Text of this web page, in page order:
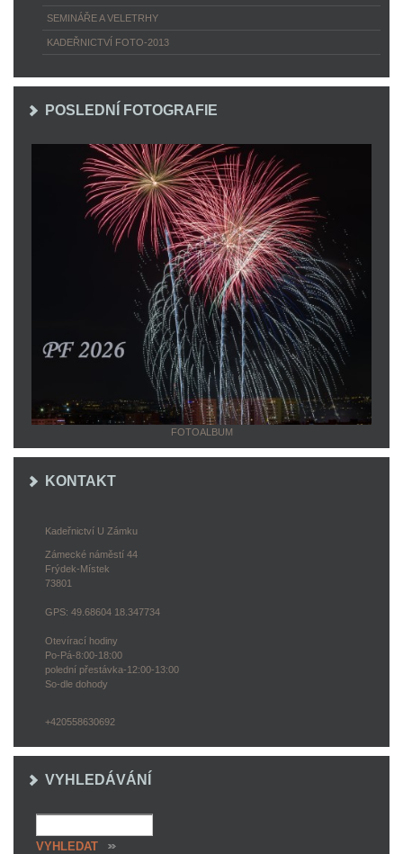
SEMINÁŘE A VELETRHY
KADEŘNICTVÍ FOTO-2013
POSLEDNÍ FOTOGRAFIE
FOTOALBUM
KONTAKT
Kadeřnictví U Zámku
Zámecké náměstí 44
Frýdek-Místek
73801
GPS: 49.68604 18.347734
Otevírací hodiny
Po-Pá-8:00-18:00
polední přestávka-12:00-13:00
So-dle dohody
+420558630692
VYHLEDÁVÁNÍ